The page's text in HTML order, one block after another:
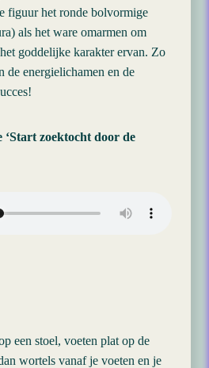
figuur het ronde bolvormige
als het ware omarmen om
goddelijke karakter ervan. Zo
de energielichamen en de
‘Start zoektocht door de
een stoel, voeten plat op de
wortels vanaf je voeten en je